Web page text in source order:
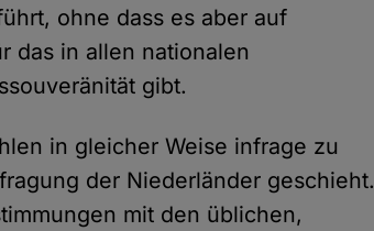
ohne dass es aber auf
das in allen nationalen
gibt.
in gleicher Weise infrage zu
der Niederländer geschieht.
mit den üblichen,